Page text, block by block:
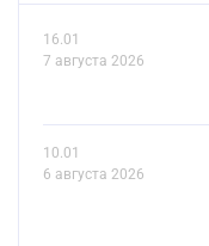
16.01
7 августа 2026
10.01
6 августа 2026